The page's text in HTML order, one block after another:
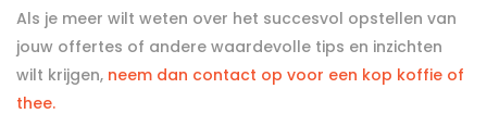
Als je meer wilt weten over het succesvol opstellen van
jouw offertes of andere waardevolle tips en inzichten
wilt krijgen, neem dan contact op voor een kop koffie of
thee.